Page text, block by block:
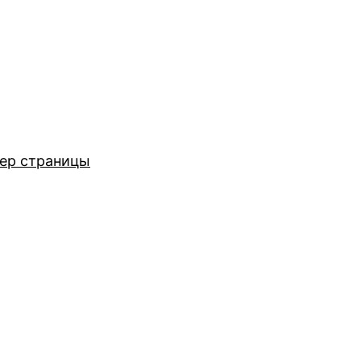
страницы